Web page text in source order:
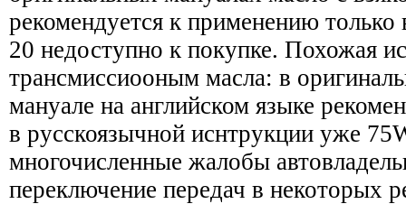
рекомендуется к применению только
20 недоступно к покупке. Похожая
трансмиссиооным масла: в
мануале на английском языке
в русскоязычной иснтрукции уже
многочисленные жалобы
переключение передач в некоторых